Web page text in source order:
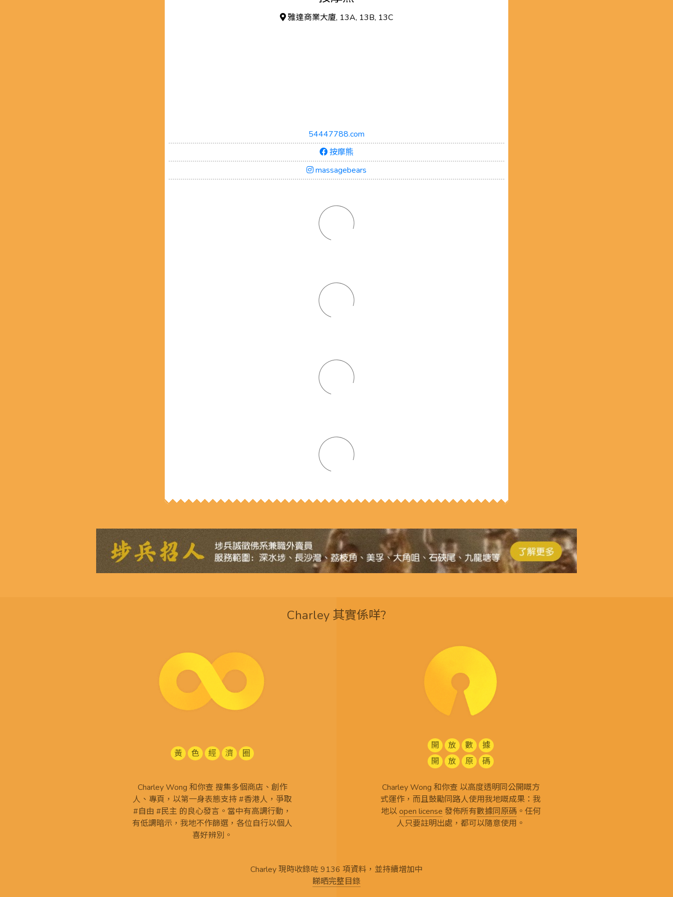
雅達商業大廈, 13A, 13B, 13C
54447788.com
按摩熊
massagebears
Charley 其實係咩?
黃 色 經 濟 圈
Charley Wong 和你查 搜集多個商店、創作
人、專頁，以第一身表態支持 #香港人，爭取
#自由 #民主 的良心發言。當中有高調行動，
有低調暗示，我地不作篩選，各位自行以個人
喜好辨別。
開 放 數
據
開
放 原 碼
Charley Wong 和你查 以高度透明同公開嘅方
式運作，而且鼓勵同路人使用我地嘅成果：我
地以open license 發佈所有數據同原碼。任何
人只要註明出處，都可以隨意使用。
Charley 現時收錄咗 9136 項資料，並持續增加中
睇晒完整目錄